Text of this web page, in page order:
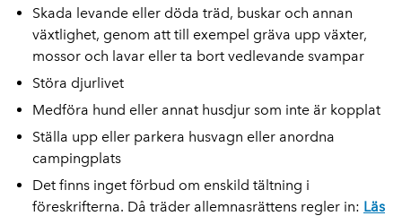
Skada levande eller döda träd, buskar och annan
växtlighet, genom att till exempel gräva upp växter,
mossor och lavar eller ta bort vedlevande svampar
Störa djurlivet
Medföra hund eller annat husdjur som inte är kopplat
Ställa upp eller parkera husvagn eller anordna
campingplats
Det finns inget förbud om enskild tältning i
föreskrifterna. Då träder allemnasrättens regler in: Läs